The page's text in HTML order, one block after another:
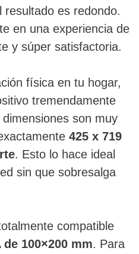
resultado es redondo.
en una experiencia de
y súper satisfactoria.
física en tu hogar,
tremendamente
son muy
425 x 719
. Esto lo hace ideal
sin que sobresalga
compatible
100×200 mm. Para